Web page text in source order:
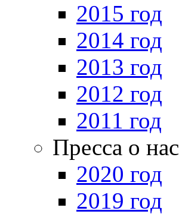
2015 год
2014 год
2013 год
2012 год
2011 год
Пресса о нас
2020 год
2019 год